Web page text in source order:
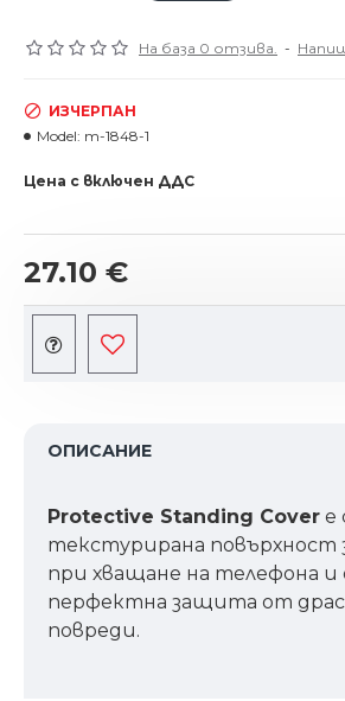
На база 0 отзива. -
27.10 €
ИЗЧЕРПАН
Model: m-1848-1
Цена с включен ДДС
ОПИСАНИЕ
Protective Standing Cover е
текстурирана повърхност
при хващане на телефона и
перфектна защита от
повреди.